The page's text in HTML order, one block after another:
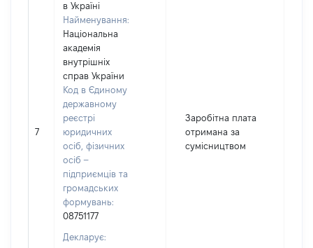
7
в Україні
Найменування:
Національна
академія
внутрішніх
справ України
Код в Єдиному
державному
реєстрі
юридичних
осіб, фізичних
осіб –
підприємців та
громадських
формувань:
08751177
Декларує:
Заробітна плата
отримана за
сумісництвом